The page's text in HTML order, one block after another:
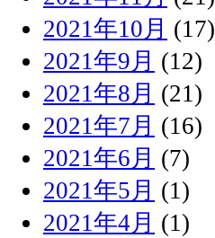
2021年10月 (17)
2021年9月 (12)
2021年8月 (21)
2021年7月 (16)
2021年6月 (7)
2021年5月 (1)
2021年4月 (1)